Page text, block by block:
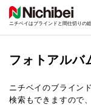
ニチベイはブラインドと間仕切りの
フォトアルバ
ニチベイのブライン
検索もできますので